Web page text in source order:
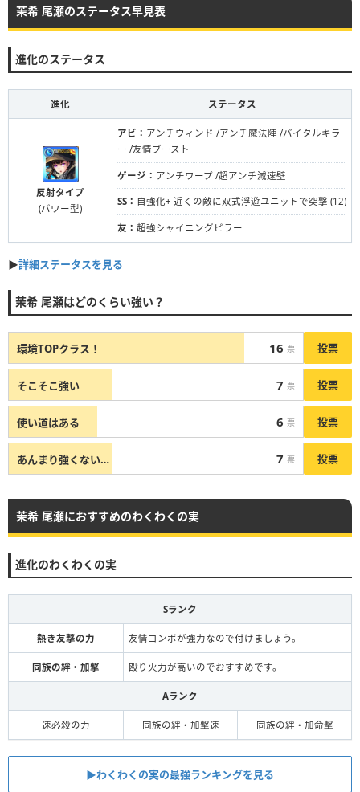
茉希 尾瀬のステータス早見表
進化のステータス
進化 ステータス
反射タイプ
(パワー型)
アビ： アンチウィンド /アンチ魔法陣 /バイタルキラ
ー /友情ブースト
ゲージ： アンチワープ /超アンチ減速壁
SS： 自強化+ 近くの敵に双式浮遊ユニットで突撃 (12)
友： 超強シャイニングピラー
▶︎詳細ステータスを見る
茉希 尾瀬はどのくらい強い？
環境TOPクラス！ 16 票 投票
そこそこ強い 7 票 投票
使い道はある 6 票 投票
あんまり強くない… 7 票 投票
茉希 尾瀬におすすめのわくわくの実
進化のわくわくの実
Sランク
熱き友撃の力 友情コンボが強力なので付けましょう。
同族の絆・加撃 殴り火力が高いのでおすすめです。
Aランク
速必殺の力 同族の絆・加撃速 同族の絆・加命撃
▶︎わくわくの実の最強ランキングを見る